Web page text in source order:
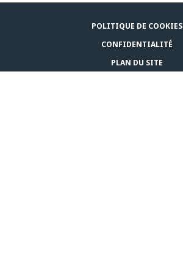
POLITIQUE DE COOKIES
CONFIDENTIALITÉ
PLAN DU SITE